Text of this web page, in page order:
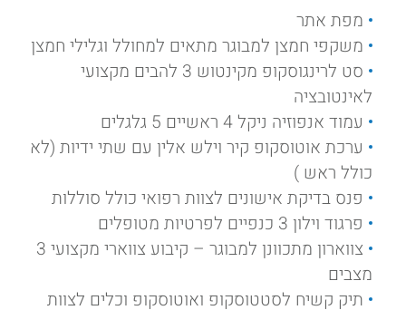
מפת אתר
משקפי חמצן למבוגר מתאים למחולל וגלילי חמצן
סט לרינגוסקופ מקינטוש 3 להבים מקצועי
לאינטובציה
עמוד אנפוזיה ניקל 4 ראשיים 5 גלגלים
ערכת אוטוסקופ קיר וילש אלין עם שתי ידיות (לא
כולל ראש )
פנס בדיקת אישונים לצוות רפואי כולל סוללות
פרגוד וילון 3 כנפיים לפרטיות מטופלים
צווארון מתכוונן למבוגר – קיבוע צווארי מקצועי 3
מצבים
תיק קשיח לסטטוסקופ ואוטוסקופ וכלים לצוות